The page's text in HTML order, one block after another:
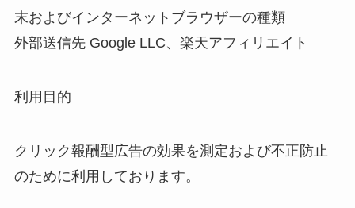
末およびインターネットブラウザーの種類
外部送信先 Google LLC、楽天アフィリエイト
利用目的
クリック報酬型広告の効果を測定および不正防止
のために利用しております。